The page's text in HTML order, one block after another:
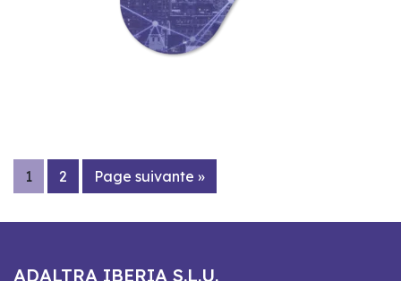
1 2 Page suivante »
ADALTRA IBERIA S.L.U.